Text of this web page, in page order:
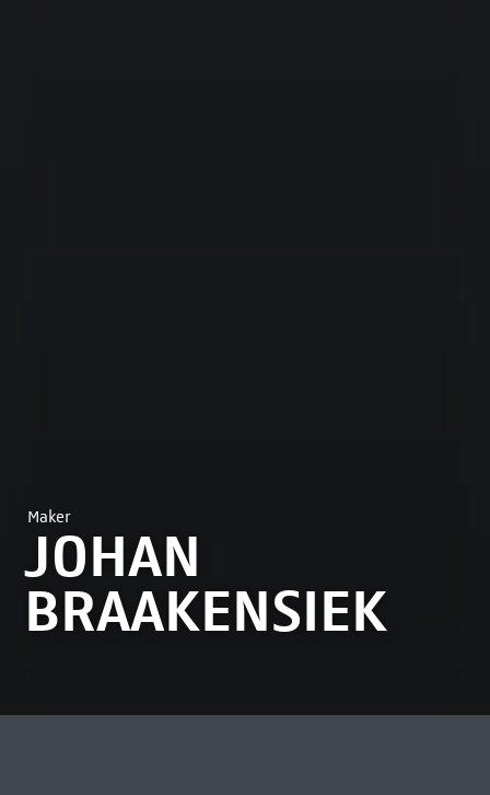
Maker
JOHAN
BRAAKENSIEK